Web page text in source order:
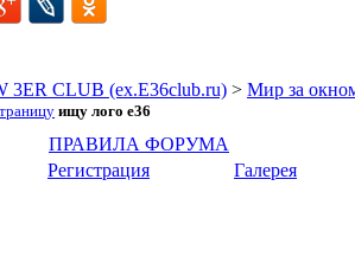
3ER CLUB (ex.E36club.ru) > Мир за
ищу лого e36
ПРАВИЛА ФОРУМА
Регистрация Галерея